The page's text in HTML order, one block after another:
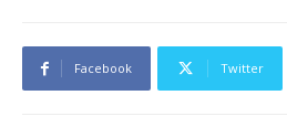
Facebook Twitter